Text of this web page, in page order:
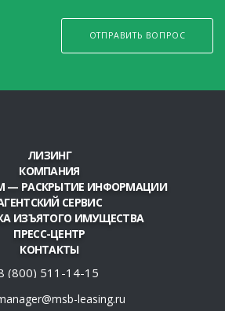
ОТПРАВИТЬ ВОПРОС
ЛИЗИНГ
КОМПАНИЯ
— РАСКРЫТИЕ ИНФОРМАЦИИ
СЕРВИС
ИЗЪЯТОГО ИМУЩЕСТВА
ПРЕСС-ЦЕНТР
КОНТАКТЫ
(800) 511-14-15
leasing.ru